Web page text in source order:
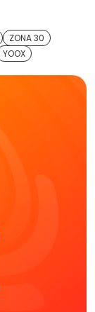
ZONA 30
YOOX